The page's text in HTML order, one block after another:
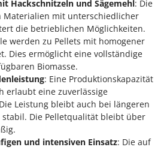
Hackschnitzeln und Sägemehl: Die
Materialien mit unterschiedlicher
die betrieblichen Möglichkeiten.
werden zu Pellets mit homogener
Dies ermöglicht eine vollständige
Biomasse.
: Eine Produktionskapazität
erlaubt eine zuverlässige
Leistung bleibt auch bei längeren
Die Pelletqualität bleibt über
und intensiven Einsatz: Die auf